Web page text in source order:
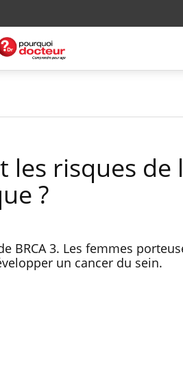
les risques de
?
BRCA 3. Les femmes
un cancer du sein.